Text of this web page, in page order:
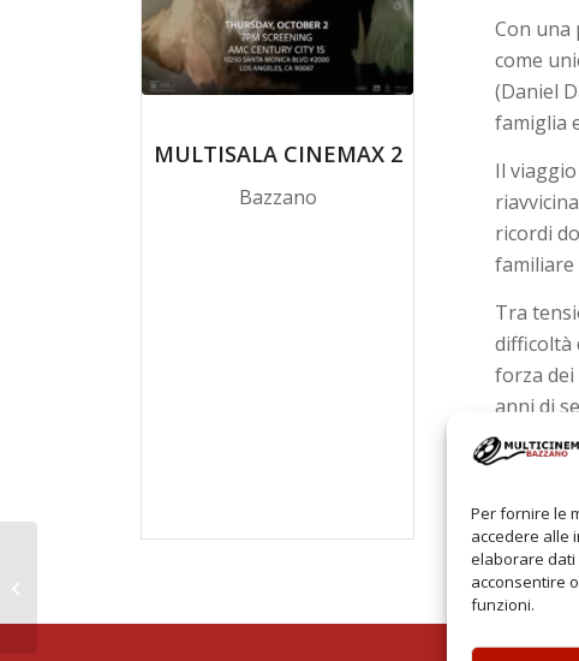
Per fornire le
accedere alle
elaborare dati
acconsentire
funzioni.
MULTISALA CINEMAX 2
Bazzano
Con una
come
(Daniel
famiglia
Il
ricordi
familiare
Tra
difficoltà
forza
anni di